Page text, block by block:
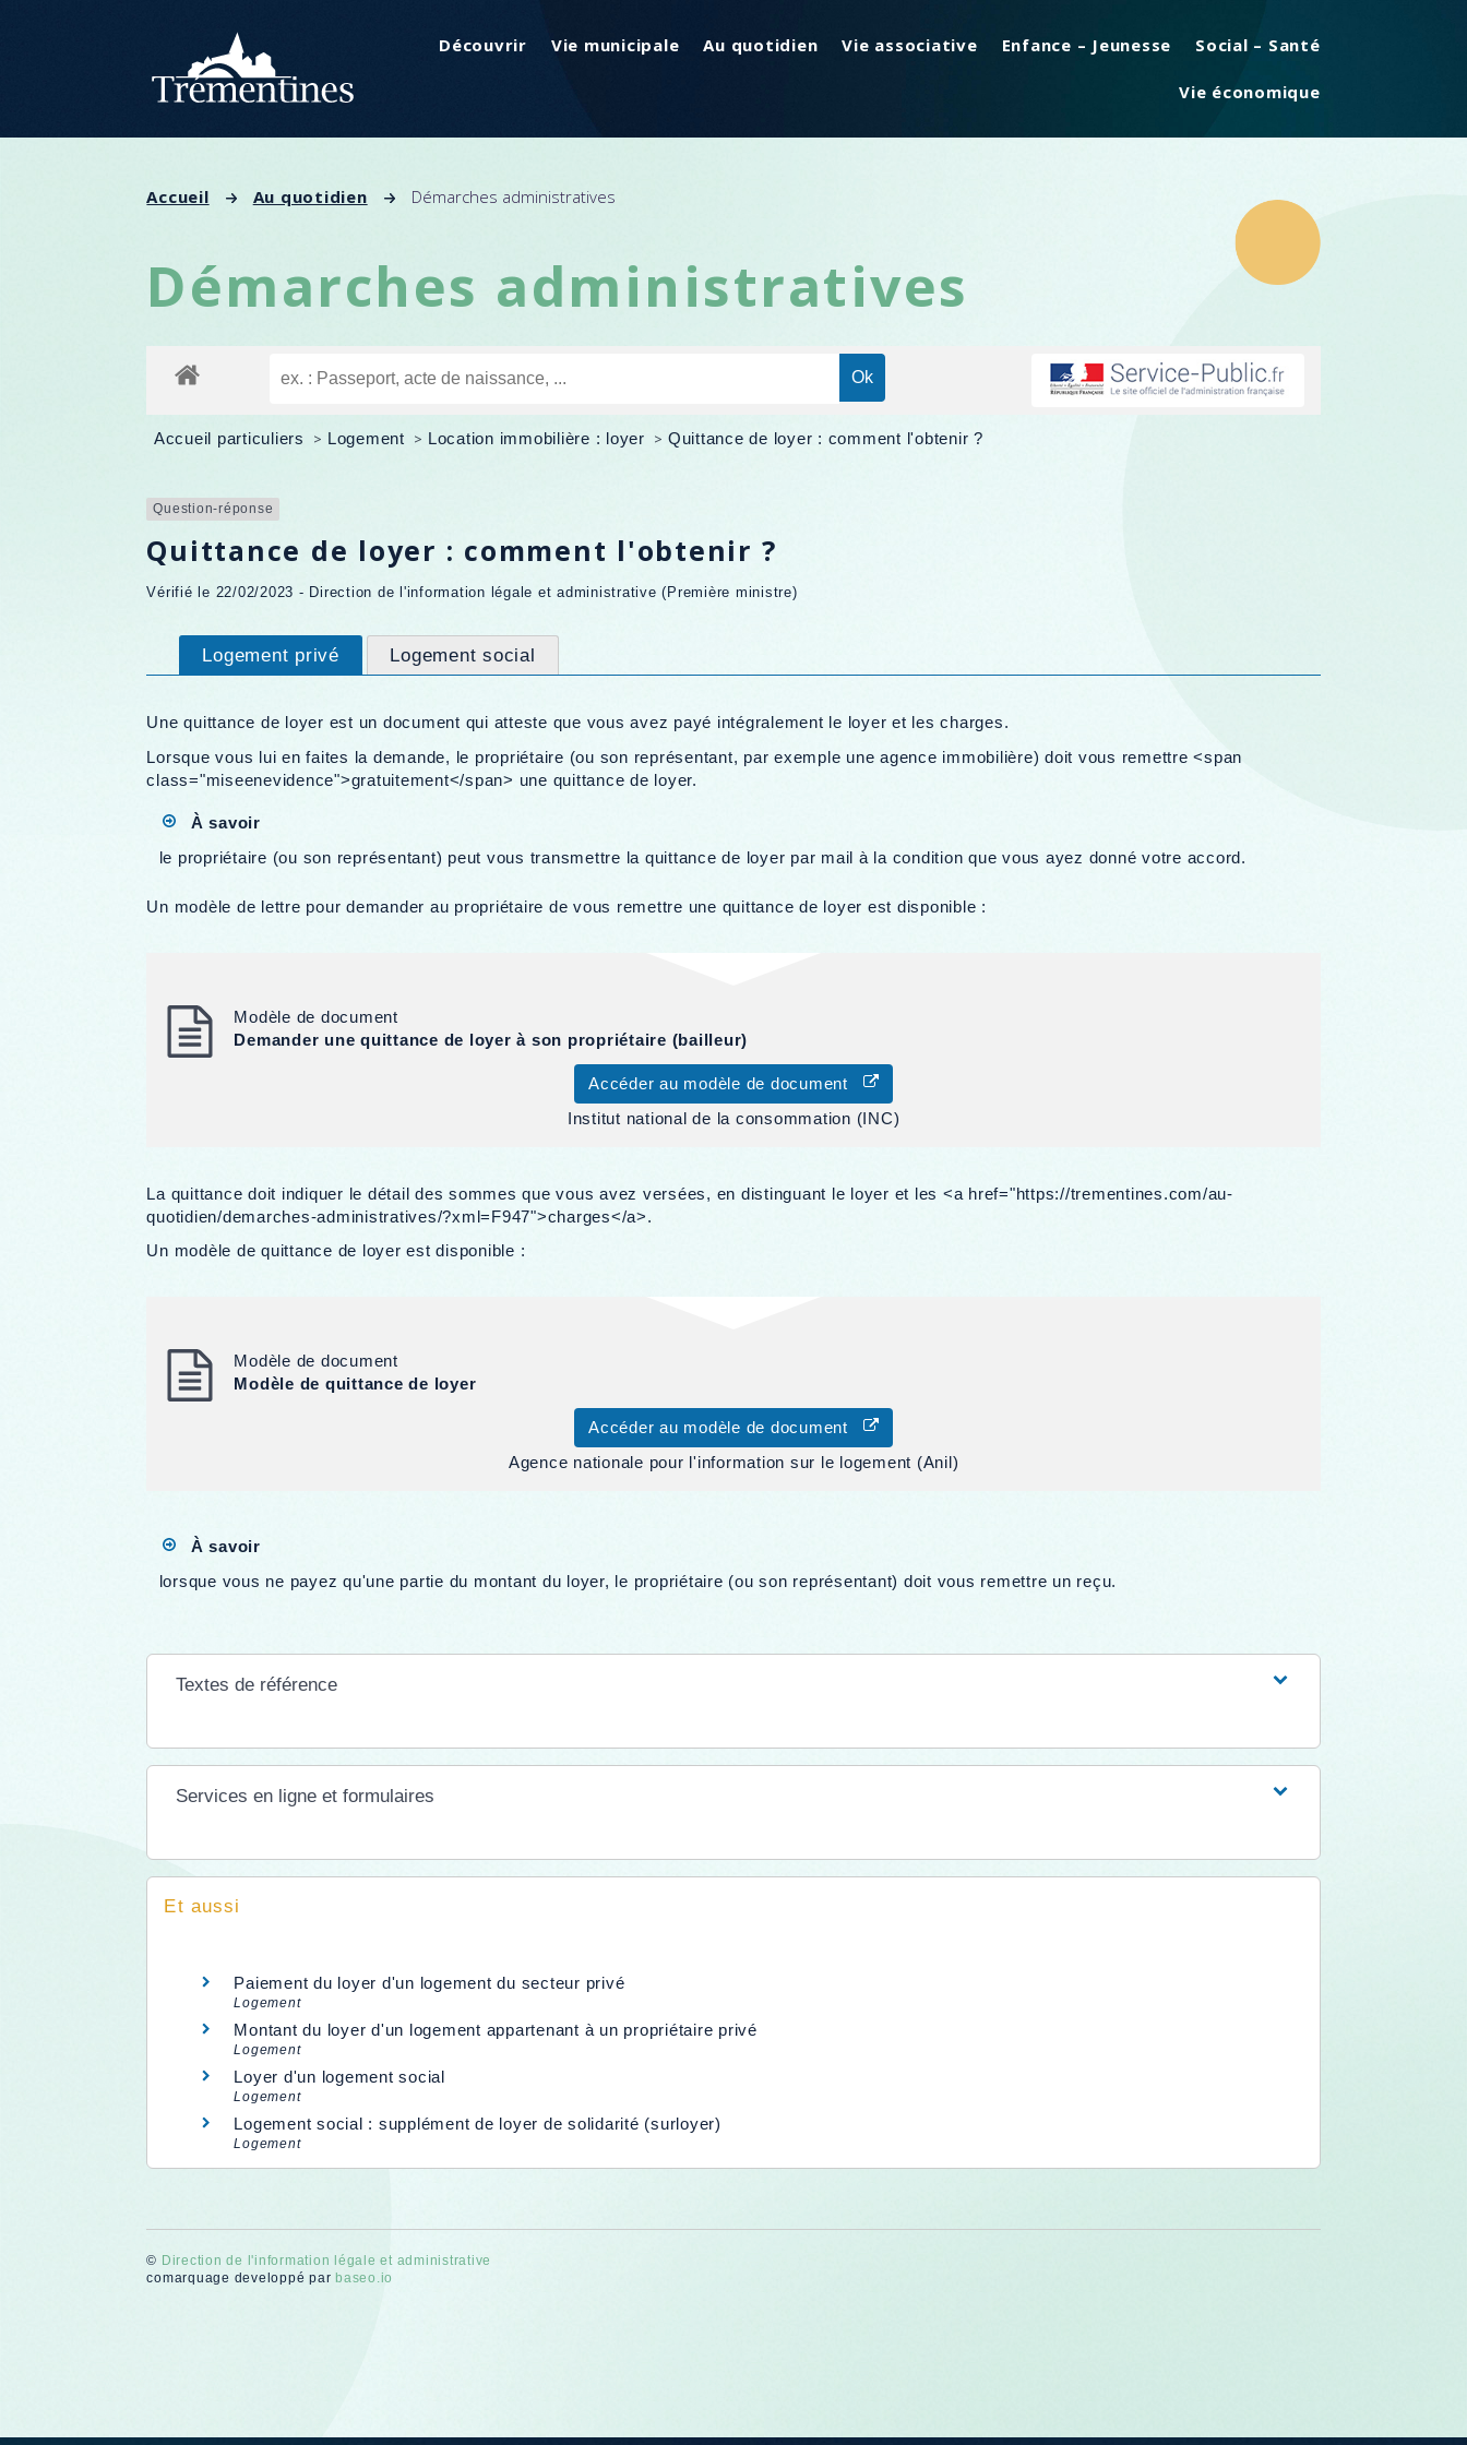
Découvrir Vie municipale Au quotidien Vie associative Enfance – Jeunesse Social – Santé
Vie économique
Accueil Au quotidien Démarches administratives
Démarches administratives
Accueil particuliers > Logement > Location immobilière : loyer > Quittance de loyer : comment l'obtenir ?
Question-réponse
Quittance de loyer : comment l'obtenir ?
Vérifié le 22/02/2023 - Direction de l'information légale et administrative (Première ministre)
Logement privé Logement social
Une quittance de loyer est un document qui atteste que vous avez payé intégralement le loyer et les charges.
Lorsque vous lui en faites la demande, le propriétaire (ou son représentant, par exemple une agence immobilière) doit vous remettre <span
class="miseenevidence">gratuitement</span> une quittance de loyer.
À savoir
le propriétaire (ou son représentant) peut vous transmettre la quittance de loyer par mail à la condition que vous ayez donné votre accord.
Un modèle de lettre pour demander au propriétaire de vous remettre une quittance de loyer est disponible :
Modèle de document
Demander une quittance de loyer à son propriétaire (bailleur)
Accéder au modèle de document
Institut national de la consommation (INC)
La quittance doit indiquer le détail des sommes que vous avez versées, en distinguant le loyer et les <a href="https://trementines.com/au-
quotidien/demarches-administratives/?xml=F947">charges</a>.
Un modèle de quittance de loyer est disponible :
Modèle de document
Modèle de quittance de loyer
Accéder au modèle de document
Agence nationale pour l'information sur le logement (Anil)
À savoir
lorsque vous ne payez qu'une partie du montant du loyer, le propriétaire (ou son représentant) doit vous remettre un reçu.
Textes de référence
Services en ligne et formulaires
Et aussi
Paiement du loyer d'un logement du secteur privé
Logement
Montant du loyer d'un logement appartenant à un propriétaire privé
Logement
Loyer d'un logement social
Logement
Logement social : supplément de loyer de solidarité (surloyer)
Logement
© Direction de l'information légale et administrative
comarquage developpé par baseo.io